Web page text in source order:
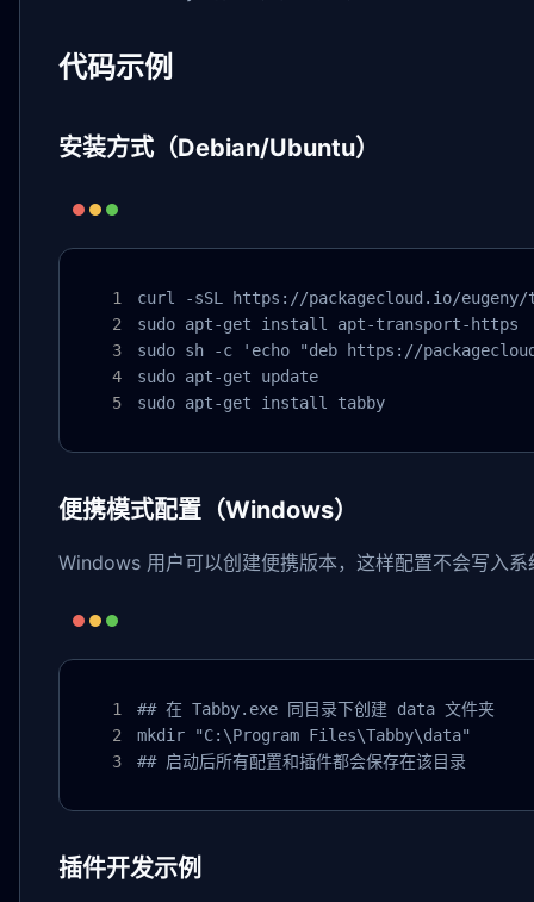
代码示例
安装方式（Debian/Ubuntu）
curl -sSL https://packagecloud.io/
sudo apt-get install apt-transport-https
sudo sh -c 'echo "deb https://
sudo apt-get update
sudo apt-get install tabby
便携模式配置（Windows）
Windows 用户可以创建便携版本，这样配置不会写入系
## 在 Tabby.exe 同目录下创建 data 文件夹
mkdir "C:\Program Files\Tabby\data"
## 启动后所有配置和插件都会保存在该目录
插件开发示例